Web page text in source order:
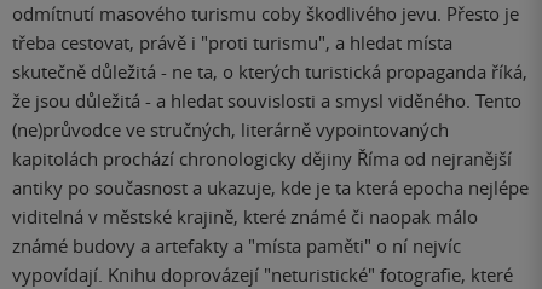
odmítnutí masového turismu coby škodlivého jevu. Přesto je
třeba cestovat, právě i "proti turismu", a hledat místa
skutečně důležitá - ne ta, o kterých turistická propaganda říká,
že jsou důležitá - a hledat souvislosti a smysl viděného. Tento
(ne)průvodce ve stručných, literárně vypointovaných
kapitolách prochází chronologicky dějiny Říma od nejranější
antiky po současnost a ukazuje, kde je ta která epocha nejlépe
viditelná v městské krajině, které známé či naopak málo
známé budovy a artefakty a "místa paměti" o ní nejvíc
vypovídají. Knihu doprovázejí "neturistické" fotografie, které